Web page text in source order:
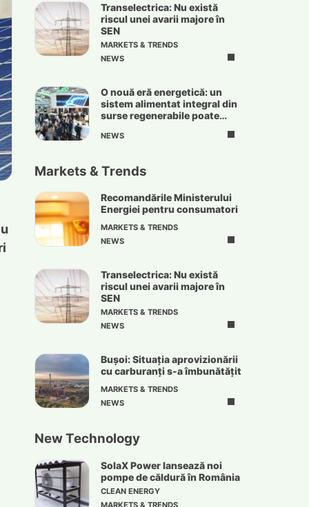
Transelectrica: Nu există
riscul unei avarii majore în
SEN
MARKETS & TRENDS
NEWS
O nouă eră energetică: un
sistem alimentat integral din
surse regenerabile poate
NEWS
Markets & Trends
Recomandările Ministerului
Energiei pentru consumatori
MARKETS & TRENDS
NEWS
Transelectrica: Nu există
riscul unei avarii majore în
SEN
MARKETS & TRENDS
NEWS
Bușoi: Situația aprovizionării
cu carburanți s-a îmbunătățit
MARKETS & TRENDS
NEWS
New Technology
SolaX Power lansează noi
pompe de căldură în România
CLEAN ENERGY
MARKETS & TRENDS